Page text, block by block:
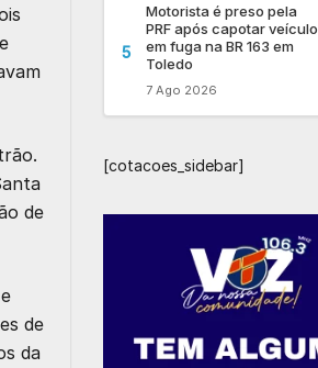
de
de
da
5
Motorista é preso pela
PRF após capotar veículo
em fuga na BR 163 em
Toledo
7 Ago 2026
[cotacoes_sidebar]